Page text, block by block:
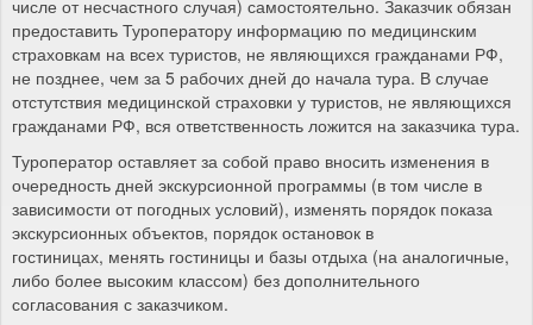
числе от несчастного случая) самостоятельно. Заказчик обязан
предоставить Туроператору информацию по медицинским
страховкам на всех туристов, не являющихся гражданами РФ,
не позднее, чем за 5 рабочих дней до начала тура. В случае
отстутствия медицинской страховки у туристов, не являющихся
гражданами РФ, вся ответственность ложится на заказчика тура.
Туроператор оставляет за собой право вносить изменения в
очередность дней экскурсионной программы (в том числе в
зависимости от погодных условий), изменять порядок показа
экскурсионных объектов, порядок остановок в
гостиницах, менять гостиницы и базы отдыха (на аналогичные,
либо более высоким классом) без дополнительного
согласования с заказчиком.